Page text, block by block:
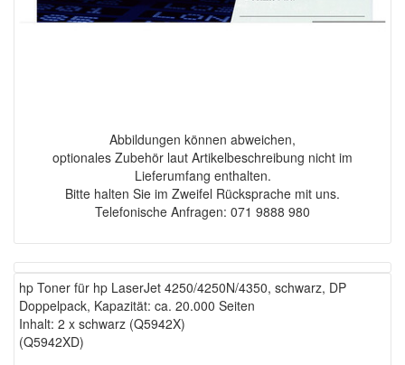
Abbildungen können abweichen,
optionales Zubehör laut Artikelbeschreibung nicht im
Lieferumfang enthalten.
Bitte halten Sie im Zweifel Rücksprache mit uns.
Telefonische Anfragen: 071 9888 980
hp Toner für hp LaserJet 4250/4250N/4350, schwarz, DP
Doppelpack, Kapazität: ca. 20.000 Seiten
Inhalt: 2 x schwarz (Q5942X)
(Q5942XD)